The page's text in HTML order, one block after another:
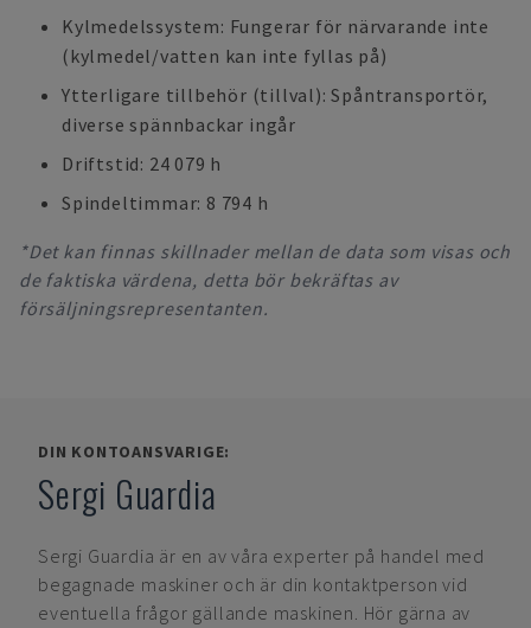
Kylmedelssystem: Fungerar för närvarande inte
(kylmedel/vatten kan inte fyllas på)
Ytterligare tillbehör (tillval): Spåntransportör,
diverse spännbackar ingår
Driftstid: 24 079 h
Spindeltimmar: 8 794 h
*Det kan finnas skillnader mellan de data som visas och
de faktiska värdena, detta bör bekräftas av
försäljningsrepresentanten.
DIN KONTOANSVARIGE:
Sergi Guardia
Sergi Guardia är en av våra experter på handel med
begagnade maskiner och är din kontaktperson vid
eventuella frågor gällande maskinen. Hör gärna av